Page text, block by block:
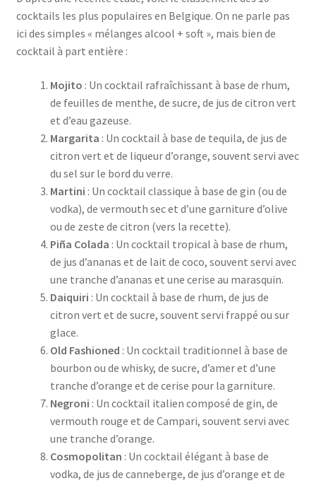
Vie privée
cocktails les plus populaires en Belgique. On ne parle pas
ici des simples « mélanges alcool + soft », mais bien de
cocktail à part entière :
Mojito : Un cocktail rafraîchissant à base de rhum,
de feuilles de menthe, de sucre, de jus de citron vert
et d’eau gazeuse.
Margarita : Un cocktail à base de tequila, de jus de
citron vert et de liqueur d’orange, souvent servi avec
du sel sur le bord du verre.
Martini : Un cocktail classique à base de gin (ou de
vodka), de vermouth sec et d’une garniture d’olive
ou de zeste de citron (vers la recette).
Piña Colada : Un cocktail tropical à base de rhum,
de jus d’ananas et de lait de coco, souvent servi avec
une tranche d’ananas et une cerise au marasquin.
Daiquiri : Un cocktail à base de rhum, de jus de
citron vert et de sucre, souvent servi frappé ou sur
glace.
Old Fashioned : Un cocktail traditionnel à base de
bourbon ou de whisky, de sucre, d’amer et d’une
tranche d’orange et de cerise pour la garniture.
Negroni : Un cocktail italien composé de gin, de
vermouth rouge et de Campari, souvent servi avec
une tranche d’orange.
Cosmopolitan : Un cocktail élégant à base de
vodka, de jus de canneberge, de jus d’orange et de